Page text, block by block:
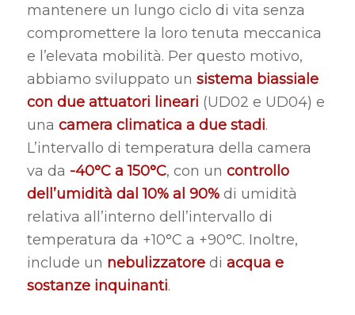
mantenere un lungo ciclo di vita senza
compromettere la loro tenuta meccanica
e l’elevata mobilità. Per questo motivo,
abbiamo sviluppato un sistema biassiale
con due attuatori lineari (UD02 e UD04) e
una camera climatica a due stadi.
L’intervallo di temperatura della camera
va da -40°C a 150°C, con un controllo
dell’umidità dal 10% al 90%di umidità
relativa all’interno dell’intervallo di
temperatura da +10°C a +90°C. Inoltre,
include un nebulizzatoredi acqua e
sostanze inquinanti.